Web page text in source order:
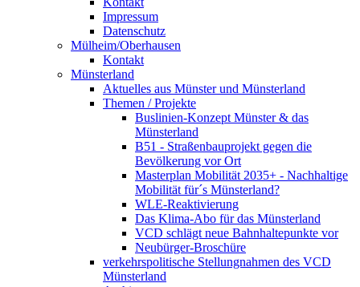
Impressum
Datenschutz
Mülheim/Oberhausen
Kontakt
Münsterland
Aktuelles aus Münster und Münsterland
Themen / Projekte
Buslinien-Konzept Münster & das
Münsterland
B51 - Straßenbauprojekt gegen die
Bevölkerung vor Ort
Masterplan Mobilität 2035+ - Nachhaltige
Mobilität für´s Münsterland?
WLE-Reaktivierung
Das Klima-Abo für das Münsterland
VCD schlägt neue Bahnhaltepunkte vor
Neubürger-Broschüre
verkehrspolitische Stellungnahmen des VCD
Münsterland